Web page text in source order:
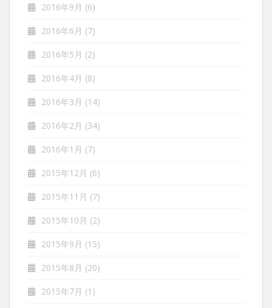
2016年9月 (6)
2016年6月 (7)
2016年5月 (2)
2016年4月 (8)
2016年3月 (14)
2016年2月 (34)
2016年1月 (7)
2015年12月 (6)
2015年11月 (7)
2015年10月 (2)
2015年9月 (15)
2015年8月 (20)
2015年7月 (1)